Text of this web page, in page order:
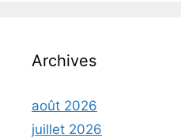
Archives
août 2026
juillet 2026